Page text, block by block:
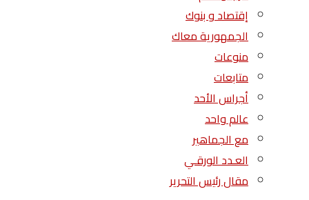
إقتصاد و بنوك
الجمهورية معاك
منوعات
متابعات
أجراس الأحد
عالم واحد
مع الجماهير
العـدد الورقـي
مقال رئيس التحرير